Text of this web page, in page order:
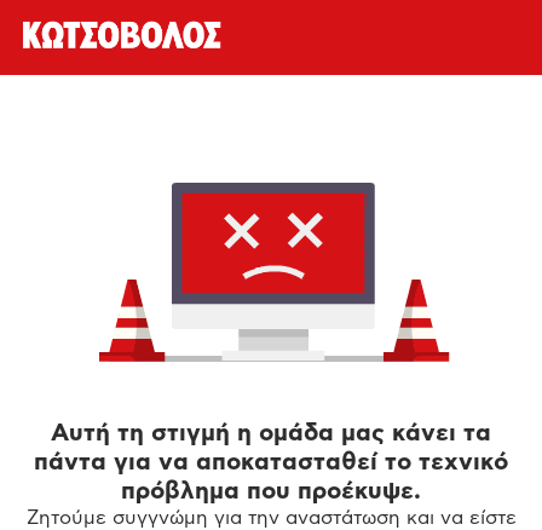
Αυτή τη στιγμή η ομάδα μας κάνει τα
πάντα για να αποκατασταθεί το τεχνικό
πρόβλημα που προέκυψε.
Ζητούμε συγγνώμη για την αναστάτωση και να είστε